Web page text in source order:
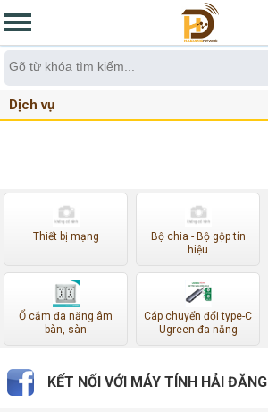
Dịch vụ
Thiết bị mạng
Bộ chia - Bộ gộp tín
hiệu
Ổ cắm đa năng âm
bàn, sàn
Cáp chuyển đổi type-C
Ugreen đa năng
KẾT NỐI VỚI MÁY TÍNH HẢI ĐĂNG